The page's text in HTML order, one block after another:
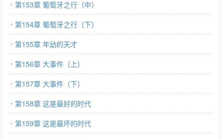
第153章 葡萄牙之行（中）
第154章 葡萄牙之行（下）
第155章 年幼的天才
第156章 大事件（上）
第157章 大事件（下）
第158章 这是最好的时代
第159章 这是最坏的时代